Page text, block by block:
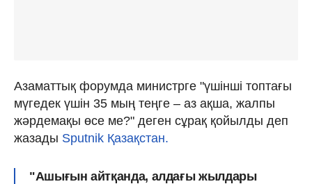
Азаматтық форумда министрге "үшінші топтағы
мүгедек үшін 35 мың теңге – аз ақша, жалпы
жәрдемақы өсе ме?" деген сұрақ қойылды деп
жазады Sputnik Қазақстан.
"Ашығын айтқанда, алдағы жылдары